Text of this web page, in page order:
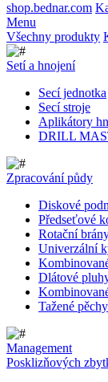
shop.bednar.com
Menu
Všechny produkty
Setí a hnojení
Secí jednotka
Secí stroje
Aplikátory
DRILL
Zpracování půdy
Diskové
Předseťové
Rotační
Univerzální
Dlátové
Tažené pěchy
Management
Posklizňových